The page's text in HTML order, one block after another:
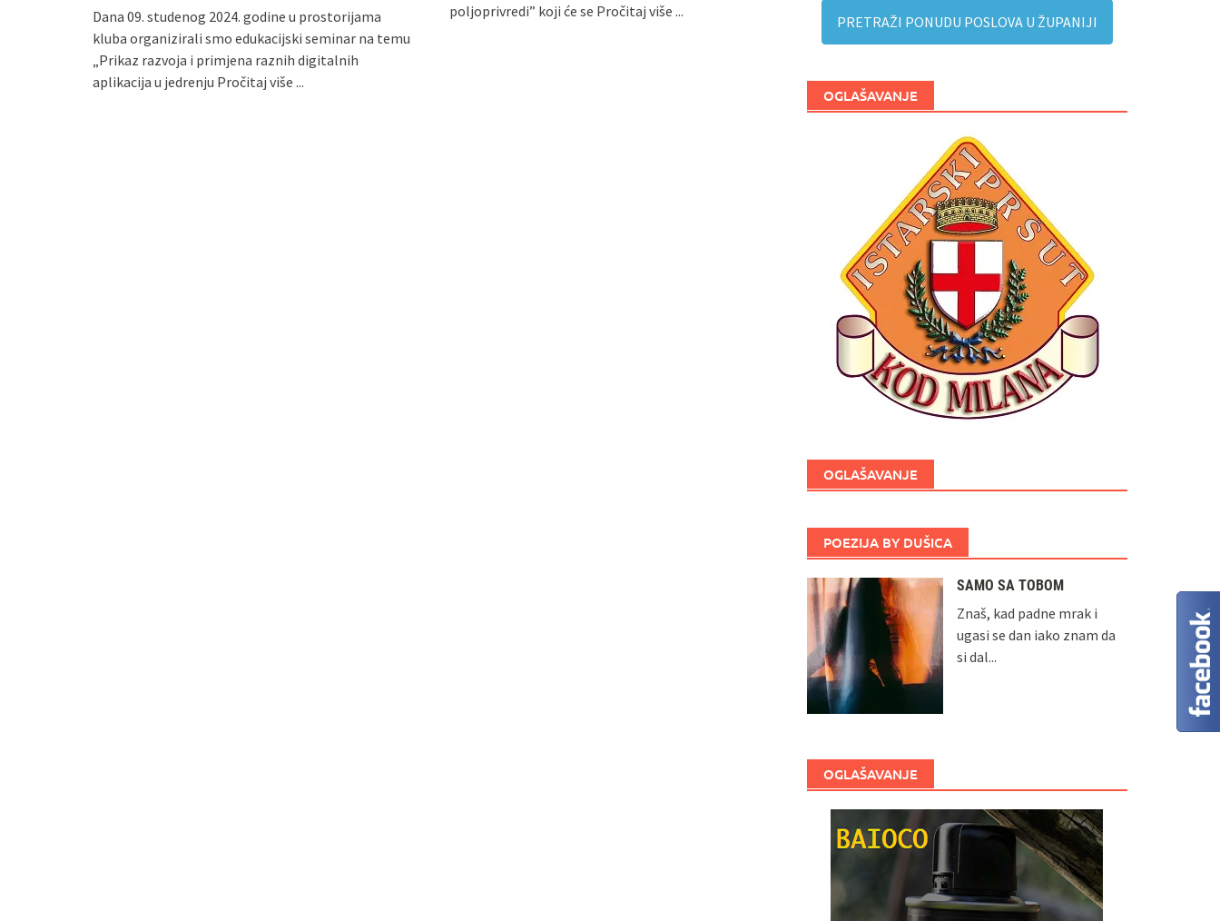
Dana 09. studenog 2024. godine u prostorijama
kluba organizirali smo edukacijski seminar na temu
„Prikaz razvoja i primjena raznih digitalnih
aplikacija u jedrenju Pročitaj više ...
poljoprivredi” koji će se Pročitaj više ...
PRETRAŽI PONUDU POSLOVA U ŽUPANIJI
OGLAŠAVANJE
OGLAŠAVANJE
POEZIJA BY DUŠICA
SAMO SA TOBOM
Znaš, kad padne mrak i
ugasi se dan iako znam da
si dal...
OGLAŠAVANJE